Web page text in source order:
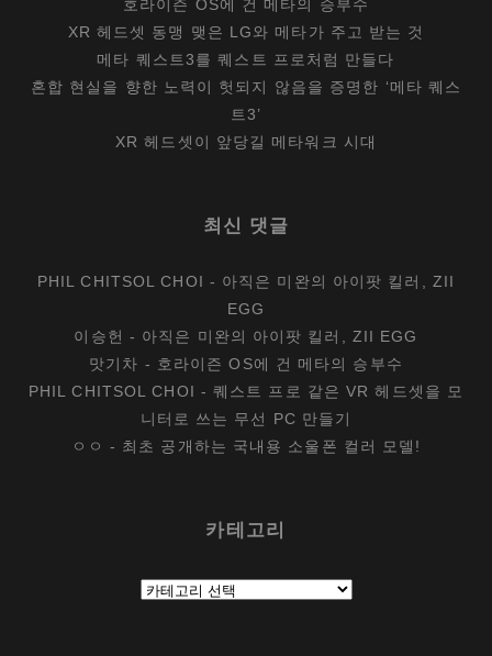
호라이즌 OS에 건 메타의 승부수
XR 헤드셋 동맹 맺은 LG와 메타가 주고 받는 것
메타 퀘스트3를 퀘스트 프로처럼 만들다
혼합 현실을 향한 노력이 헛되지 않음을 증명한 ‘메타 퀘스
트3’
XR 헤드셋이 앞당길 메타워크 시대
최신 댓글
PHIL CHITSOL CHOI - 아직은 미완의 아이팟 킬러, ZII
EGG
이승헌 - 아직은 미완의 아이팟 킬러, ZII EGG
맛기차 - 호라이즌 OS에 건 메타의 승부수
PHIL CHITSOL CHOI -퀘스트 프로 같은 VR 헤드셋을 모
니터로 쓰는 무선 PC 만들기
ㅇㅇ - 최초 공개하는 국내용 소울폰 컬러 모델!
카테고리
테